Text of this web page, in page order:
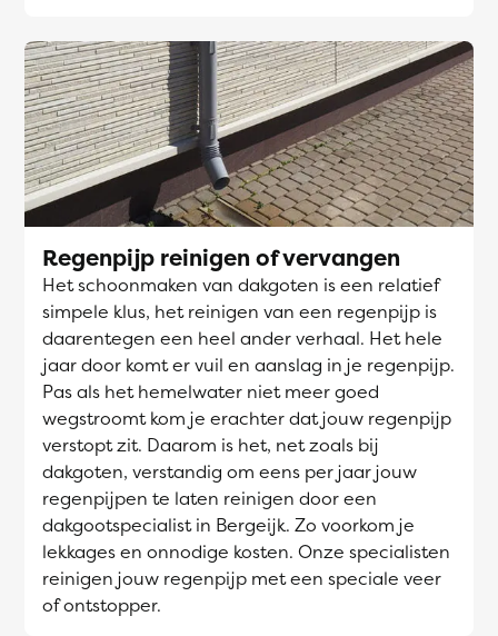
Regenpijp reinigen of vervangen
Het schoonmaken van dakgoten is een relatief
simpele klus, het reinigen van een regenpijp is
daarentegen een heel ander verhaal. Het hele
jaar door komt er vuil en aanslag in je regenpijp.
Pas als het hemelwater niet meer goed
wegstroomt kom je erachter dat jouw regenpijp
verstopt zit. Daarom is het, net zoals bij
dakgoten, verstandig om eens per jaar jouw
regenpijpen te laten reinigen door een
dakgootspecialist in Bergeijk. Zo voorkom je
lekkages en onnodige kosten. Onze specialisten
reinigen jouw regenpijp met een speciale veer
of ontstopper.